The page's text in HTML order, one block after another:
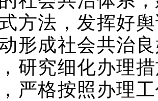
方法，发挥好
形成社会共治
研究细化办理
严格按照办理